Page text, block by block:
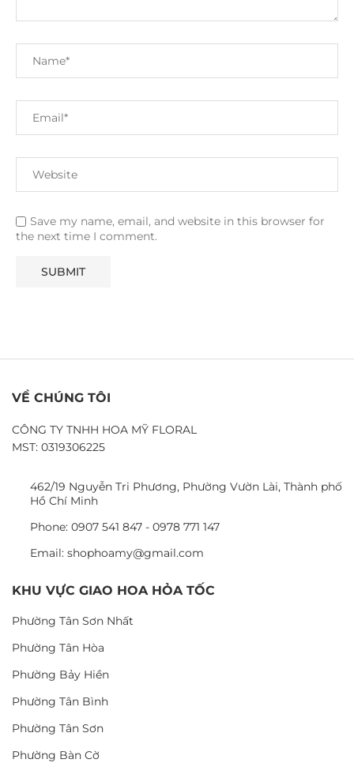
Save my name, email, and website in this browser for
the next time I comment.
VỀ CHÚNG TÔI
CÔNG TY TNHH HOA MỸ FLORAL
MST: 0319306225
462/19 Nguyễn Tri Phương, Phường Vườn Lài, Thành phố
Hồ Chí Minh
Phone: 0907 541 847 - 0978 771 147
Email: shophoamy@gmail.com
KHU VỰC GIAO HOA HỎA TỐC
Phường Tân Sơn Nhất
Phường Tân Hòa
Phường Bảy Hiền
Phường Tân Bình
Phường Tân Sơn
Phường Bàn Cờ